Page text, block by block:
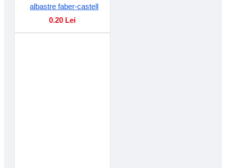
albastre faber-castell
0.20 Lei